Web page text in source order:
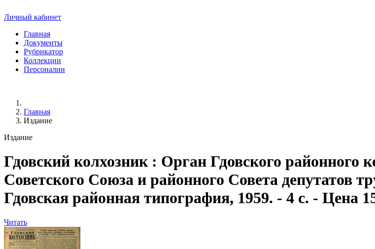
Личный кабинет
Главная
Документы
Рубрикатор
Коллекции
Персоналии
Главная
Издание
Издание
Гдовский колхозник: Орган Гдовского районного
Советского Союза и районного Совета депутатов
Гдовская районная типография, 1959. - 4 с. - Цена
Читать